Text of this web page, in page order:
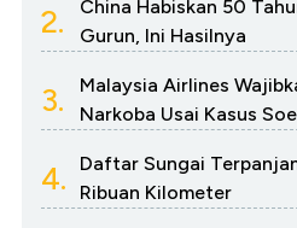
2.
China Habiskan 50
Gurun, Ini Hasilnya
3.
Malaysia Airlines
Narkoba Usai Kasus
4.
Daftar Sungai
Ribuan Kilometer